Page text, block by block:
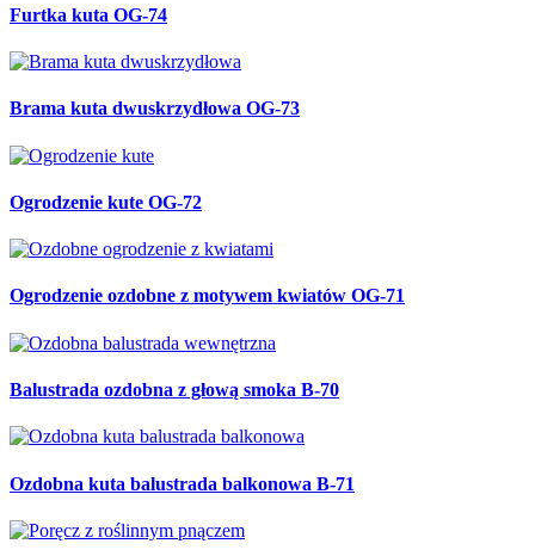
Furtka kuta OG-74
Brama kuta dwuskrzydłowa OG-73
Ogrodzenie kute OG-72
Ogrodzenie ozdobne z motywem kwiatów OG-71
Balustrada ozdobna z głową smoka B-70
Ozdobna kuta balustrada balkonowa B-71